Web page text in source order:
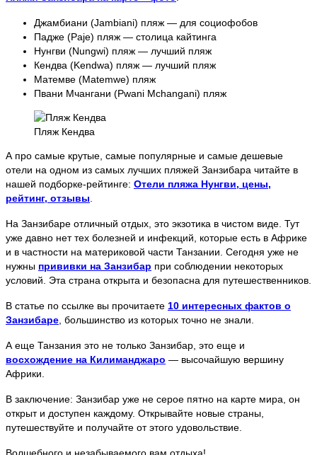
Джамбиани (Jambiani) пляж — для социофобов
Падже (Paje) пляж — столица кайтинга
Нунгви (Nungwi) пляж — лучший пляж
Кендва (Kendwa) пляж — лучший пляж
Матемве (Matemwe) пляж
Пвани Мчангани (Pwani Mchangani) пляж
Пляж Кендва
А про самые крутые, самые популярные и самые дешевые
отели на одном из самых лучших пляжей Занзибара читайте в
нашей подборке-рейтинге: Отели пляжа Нунгви, цены,
рейтинг, отзывы.
На Занзибаре отличный отдых, это экзотика в чистом виде. Тут
уже давно нет тех болезней и инфекций, которые есть в Африке
и в частности на материковой части Танзании. Сегодня уже не
нужны прививки на Занзибар при соблюдении некоторых
условий. Эта страна открыта и безопасна для путешественников.
В статье по ссылке вы прочитаете 10 интересных фактов о
Занзибаре, большинство из которых точно не знали.
А еще Танзания это не только Занзибар, это еще и
восхождение на Килиманджаро — высочайшую вершину
Африки.
В заключение: Занзибар уже не серое пятно на карте мира, он
открыт и доступен каждому. Открывайте новые страны,
путешествуйте и получайте от этого удовольствие.